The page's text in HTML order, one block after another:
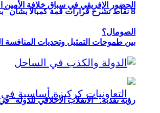
الحضور الإفريقي في سباق خلافة الأمين
بين طموحات التمثيل وتحديات المنافسة
8 نقاط تشرح قرارات قمة كمبالا بشأن
الصومال؟
رؤية نقدية: “الانقلاب الأخلاقي للدولة”